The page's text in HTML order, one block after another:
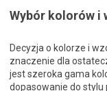
Wybór kolorów i
Decyzja o kolorze i
znaczenie dla
jest szeroka gama
dopasowanie do